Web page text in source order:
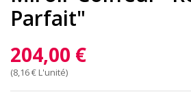
Parfait"
204,00 €
(8,16 € L'unité)